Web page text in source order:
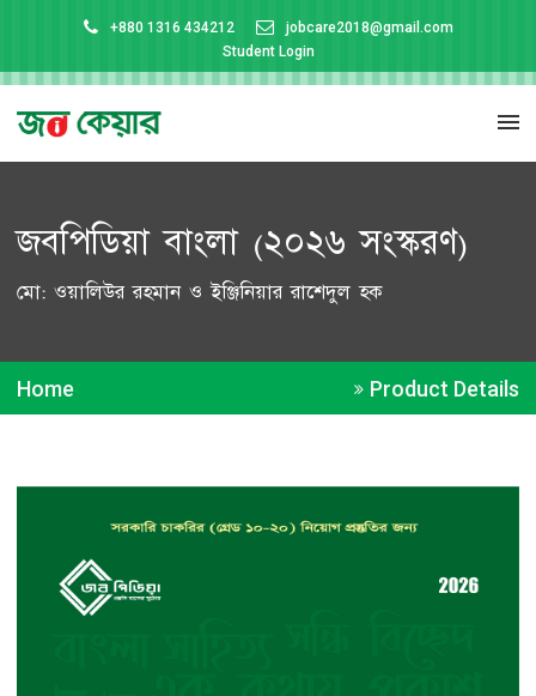
+880 1316 434212
jobcare2018@gmail.com
Student Login
জবপিডিয়া বাংলা (২০২৬ সংস্করণ)
মো: ওয়ালিউর রহমান ও ইঞ্জিনিয়ার রাশেদুল হক
Home Product Details